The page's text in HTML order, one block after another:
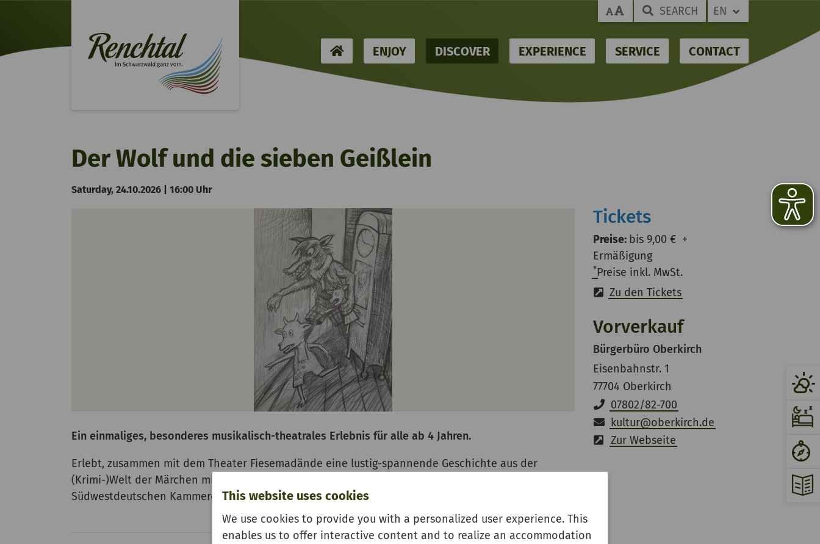
This website uses cookies
We use cookies to provide you with a personalized user experience. This
enables us to offer interactive content and to realize an accommodation
SEARCH EN
HOMEENJOY DISCOVER EXPERIENCE SERVICE CONTACT
Der Wolf und die sieben Geißlein
Saturday, 24.10.2026 | 16:00 Uhr
Ein einmaliges, besonderes musikalisch-theatrales Erlebnis für alle ab 4 Jahren.
Erlebt, zusammen mit dem Theater Fiesemadände eine lustig-spannende Geschichte aus der
(Krimi-)Welt der Märchen mit Figuren, Zeichentrick und der bezaubernden Livemusik des
Südwestdeutschen Kammerorchester Pforzheim.
Tickets
Preise: bis 9,00 € +
Ermäßigung
*Preise inkl. MwSt.
Zu den Tickets
Vorverkauf
Bürgerbüro Oberkirch
Eisenbahnstr. 1
77704 Oberkirch
07802/82-700
kultur@oberkirch.de
Zur Webseite